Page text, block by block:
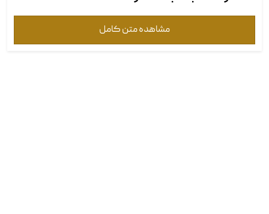
مشاهده متن کامل